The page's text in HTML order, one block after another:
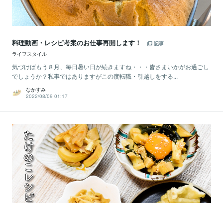
料理動画・レシピ考案のお仕事再開します！
記事
ライフスタイル
気づけばもう８月、毎日暑い日が続きますね・・・皆さまいかがお過ごし
でしょうか？私事ではありますがこの度転職・引越しをする...
なかすみ
2022/08/09 01:17